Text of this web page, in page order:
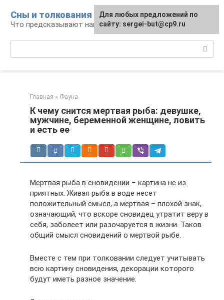
контенту
Сны и толкования
Что предсказывают нам наши сны
Главная » Фауна
К чему снится мертвая рыба: девушке,
мужчине, беременной женщине, ловить
и есть ее
Мертвая рыба в сновидении – картина не из
приятных. Живая рыба в воде несет
положительный смысл, а мертвая – плохой знак,
означающий, что вскоре сновидец утратит веру в
себя, заболеет или разочаруется в жизни. Таков
общий смысл сновидений о мертвой рыбе.
Вместе с тем при толковании следует учитывать
всю картину сновидения, декорации которого
будут иметь разное значение.
Для любых предложений по
сайту: sergei-but@cp9.ru